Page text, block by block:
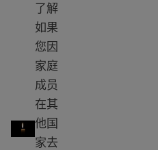
有人去世时该怎么办
了解
如果
您因
家庭
成员
在其
他国
家去